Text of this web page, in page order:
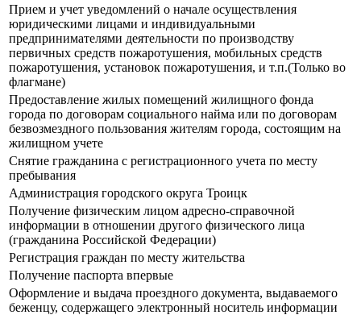
Прием и учет уведомлений о начале осуществления
юридическими лицами и индивидуальными
предпринимателями деятельности по производству
первичных средств пожаротушения, мобильных средств
пожаротушения, установок пожаротушения, и т.п.(Только во
флагмане)
Предоставление жилых помещений жилищного фонда
города по договорам социального найма или по договорам
безвозмездного пользования жителям города, состоящим на
жилищном учете
Снятие гражданина с регистрационного учета по месту
пребывания
Администрация городского округа Троицк
Получение физическим лицом адресно-справочной
информации в отношении другого физического лица
(гражданина Российской Федерации)
Регистрация граждан по месту жительства
Получение паспорта впервые
Оформление и выдача проездного документа, выдаваемого
беженцу, содержащего электронный носитель информации